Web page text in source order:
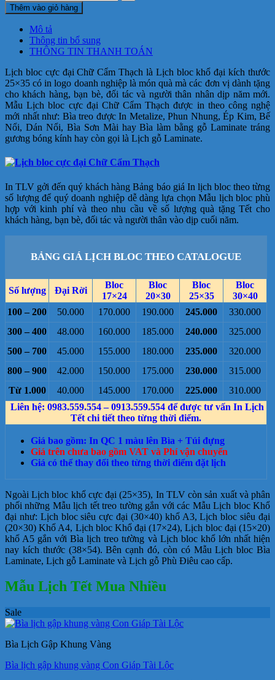
Thêm vào giỏ hàng
Mô tả
Thông tin bổ sung
THÔNG TIN THANH TOÁN
Lịch bloc cực đại Chữ Cẩm Thạch là Lịch bloc khổ đại kích thước
25×35 có in logo doanh nghiệp là món quà mà các đơn vị dành tặng
cho khách hàng, bạn bè, đối tác và người thân nhân dịp năm mới.
Mẫu Lịch bloc cực đại Chữ Cẩm Thạch được in theo công nghệ
mới nhất như: Bìa treo được In Metalize, Phun Nhung, Ép Kim, Bế
Nổi, Dán Nổi, Bìa Sơn Mài hay Bìa làm bằng gỗ Laminate tráng
gương bóng kính hay còn gọi là Lịch gỗ Laminate.
In TLV gởi đến quý khách hàng Bảng báo giá In lịch bloc theo từng
số lượng để quý doanh nghiệp dễ dàng lựa chọn Mẫu lịch bloc phù
hợp với kinh phí và theo nhu cầu về số lượng quà tặng Tết cho
khách hàng, bạn bè, đối tác và người thân vào dịp cuối năm.
BẢNG GIÁ LỊCH BLOC THEO CATALOGUE
Số lượng Đại Rời
Bloc
17×24
Bloc
20×30
Bloc
25×35
Bloc
30×40
100 – 200
50.000 170.000 190.000 245.000
330.000
300 – 400
48.000 160.000 185.000 240.000
325.000
500 – 700
45.000 155.000 180.000 235.000
320.000
800 – 900
42.000 150.000 175.000 230.000
315.000
Từ 1.000
40.000 145.000 170.000 225.000
310.000
Liên hệ: 0983.559.554 – 0913.559.554 để được tư vấn In Lịch
Tết chi tiết theo từng thời điểm.
Giá bao gồm: In QC 1 màu lên Bìa + Túi đựng
Giá trên chưa bao gồm VAT và Phí vận chuyển
Giá có thể thay đổi theo từng thời điểm đặt lịch
Ngoài Lịch bloc khổ cực đại (25×35), In TLV còn sản xuất và phân
phối những Mẫu lịch tết treo tường gắn với các Mẫu Lịch bloc Khổ
đại như: Lịch bloc siêu cực đại (30×40) khổ A3, Lịch bloc siêu đại
(20×30) Khổ A4, Lịch bloc Khổ đại (17×24), Lịch bloc đại (15×20)
khổ A5 gắn với Bìa lịch treo tường và Lịch bloc khổ lớn nhất hiện
nay kích thước (38×54). Bên cạnh đó, còn có Mẫu Lịch bloc Bìa
Laminate, Lịch gỗ Laminate và Lịch gỗ Phù Điêu cao cấp.
Mẫu Lịch Tết Mua Nhiều
Sale
Bìa Lịch Gập Khung Vàng
Bìa lịch gập khung vàng Con Giáp Tài Lộc